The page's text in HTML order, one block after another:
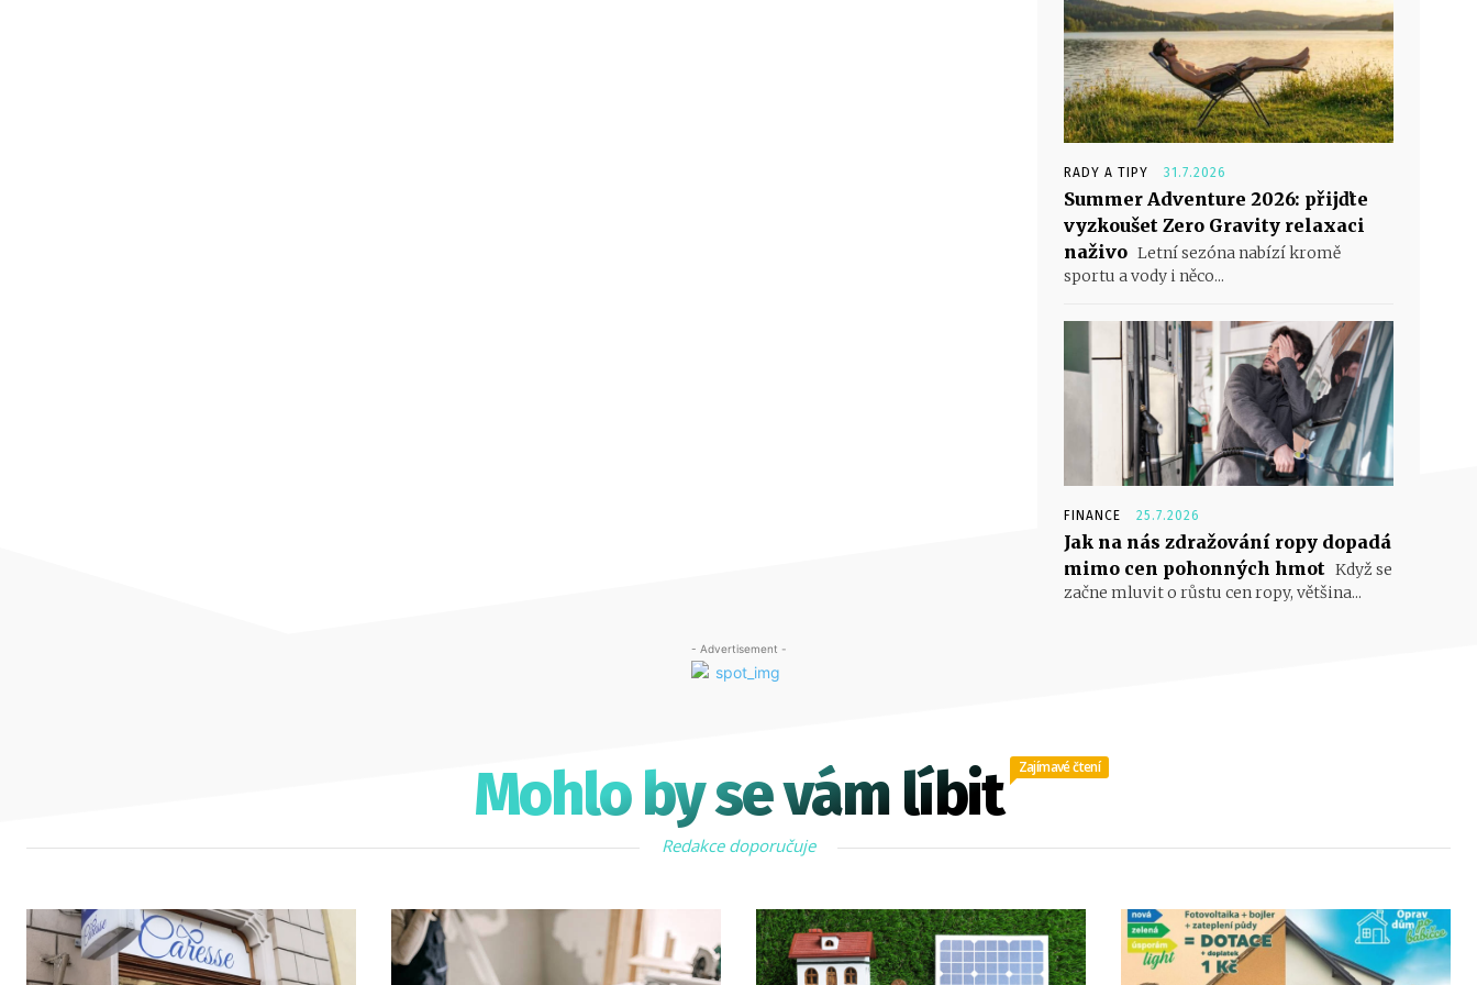
RADY A TIPY 31.7.2026
Summer Adventure 2026: přijďte
vyzkoušet Zero Gravity relaxaci
naživo Letní sezóna nabízí kromě
sportu a vody i něco...
FINANCE 25.7.2026
Jak na nás zdražování ropy dopadá
mimo cen pohonných hmot Když se
začne mluvit o růstu cen ropy, většina...
- Advertisement -
Mohlo by se vám líbit Zajímavé čtení
Redakce doporučuje